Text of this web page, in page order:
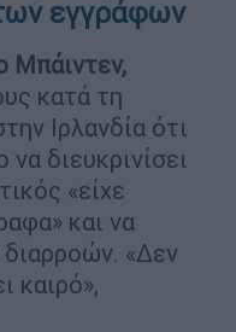
εγγράφων
Μπάιντεν,
κατά τη
Ιρλανδία ότι
διευκρινίσει
«είχε
και να
«Δεν
καιρό»,